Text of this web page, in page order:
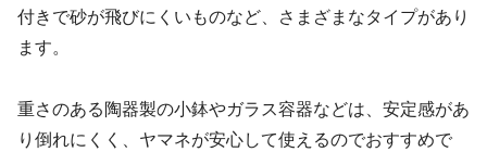
付きで砂が飛びにくいものなど、さまざまなタイプがあり
ます。
重さのある陶器製の小鉢やガラス容器などは、安定感があ
り倒れにくく、ヤマネが安心して使えるのでおすすめで